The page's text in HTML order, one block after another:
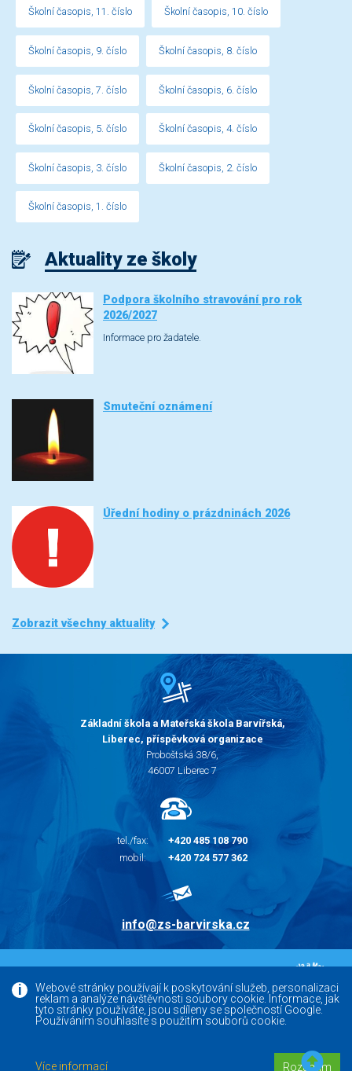
Webové stránky používají k poskytování služeb, personalizaci
reklam a analýze návštěvnosti soubory cookie. Informace, jak
tyto stránky používáte, jsou sdíleny se společností Google.
Používáním souhlasíte s použitím souborů cookie.
Více informací Rozumím
Školní časopis, 11. číslo Školní časopis, 10. číslo
Školní časopis, 9. číslo Školní časopis, 8. číslo
Školní časopis, 7. číslo Školní časopis, 6. číslo
Školní časopis, 5. číslo Školní časopis, 4. číslo
Školní časopis, 3. číslo Školní časopis, 2. číslo
Školní časopis, 1. číslo
Aktuality ze školy
Podpora školního stravování pro rok
2026/2027
Informace pro žadatele.
Smuteční oznámení
Úřední hodiny o prázdninách 2026
Zobrazit všechny aktuality
Základní škola a Mateřská škola Barvířská,
Liberec, příspěvková organizace
Proboštská 38/6,
46007 Liberec 7
tel./fax:
+420 485 108 790
mobil:
+420 724 577 362
info@zs-barvirska.cz
Facebook
Versoft.cz - tvorba www webových stránek, internetových